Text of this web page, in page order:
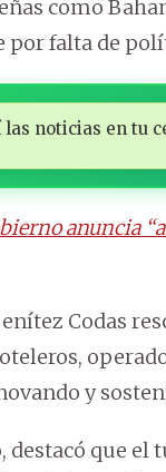
como
por falta de
las noticias en tu
anuncia
Codas
y
destacó que